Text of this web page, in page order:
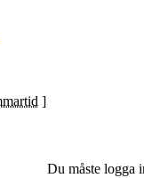
]
Du måste logga